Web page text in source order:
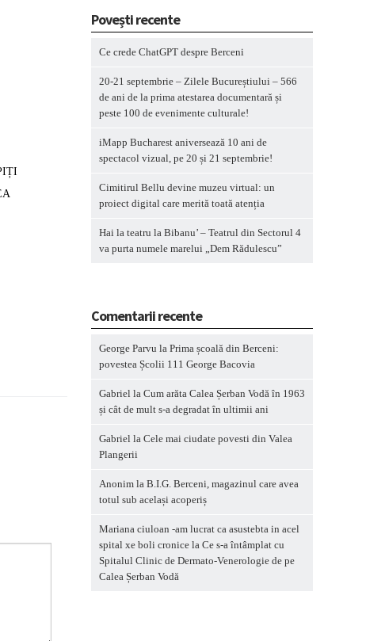
Povești recente
Ce crede ChatGPT despre Berceni
20-21 septembrie – Zilele Bucureștiului – 566
de ani de la prima atestarea documentară și
peste 100 de evenimente culturale!
iMapp Bucharest aniversează 10 ani de
spectacol vizual, pe 20 și 21 septembrie!
Cimitirul Bellu devine muzeu virtual: un
proiect digital care merită toată atenția
Hai la teatru la Bibanu’ – Teatrul din Sectorul 4
va purta numele marelui „Dem Rădulescu”
Comentarii recente
George Parvu la Prima școală din Berceni:
povestea Școlii 111 George Bacovia
Gabriel la Cum arăta Calea Șerban Vodă în 1963
și cât de mult s-a degradat în ultimii ani
Gabriel la Cele mai ciudate povesti din Valea
Plangerii
Anonim la B.I.G. Berceni, magazinul care avea
totul sub același acoperiș
Mariana ciuloan -am lucrat ca asustebta in acel
spital xe boli cronice la Ce s-a întâmplat cu
Spitalul Clinic de Dermato-Venerologie de pe
Calea Șerban Vodă